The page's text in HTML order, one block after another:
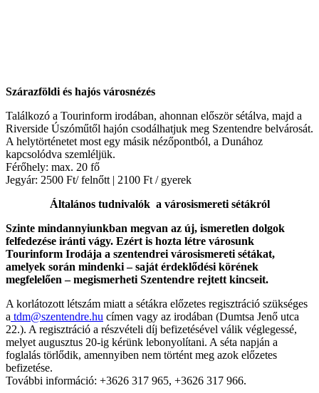
Szárazföldi és hajós városnézés
Találkozó a Tourinform irodában, ahonnan először sétálva, majd a
Riverside Úszóműtől hajón csodálhatjuk meg Szentendre belvárosát.
A helytörténetet most egy másik nézőpontból, a Dunához
kapcsolódva szemléljük.
Férőhely: max. 20 fő
Jegyár: 2500 Ft/ felnőtt | 2100 Ft / gyerek
Általános tudnivalók a városismereti sétákról
Szinte mindannyiunkban megvan az új, ismeretlen dolgok
felfedezése iránti vágy. Ezért is hozta létre városunk
Tourinform Irodája a szentendrei városismereti sétákat,
amelyek során mindenki – saját érdeklődési körének
megfelelően – megismerheti Szentendre rejtett kincseit.
A korlátozott létszám miatt a sétákra előzetes regisztráció szükséges
a tdm@szentendre.hu címen vagy az irodában (Dumtsa Jenő utca
22.). A regisztráció a részvételi díj befizetésével válik véglegessé,
melyet augusztus 20-ig kérünk lebonyolítani. A séta napján a
foglalás törlődik, amennyiben nem történt meg azok előzetes
befizetése.
További információ: +3626 317 965, +3626 317 966.